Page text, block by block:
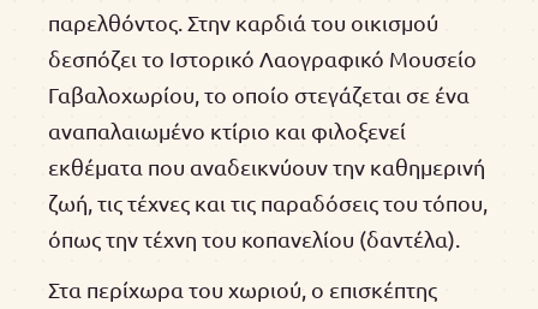
παρελθόντος. Στην καρδιά του οικισμού
δεσπόζει το Ιστορικό Λαογραφικό Μουσείο
Γαβαλοχωρίου, το οποίο στεγάζεται σε ένα
αναπαλαιωμένο κτίριο και φιλοξενεί
εκθέματα που αναδεικνύουν την καθημερινή
ζωή, τις τέχνες και τις παραδόσεις του τόπου,
όπως την τέχνη του κοπανελίου (δαντέλα).
Στα περίχωρα του χωριού, ο επισκέπτης